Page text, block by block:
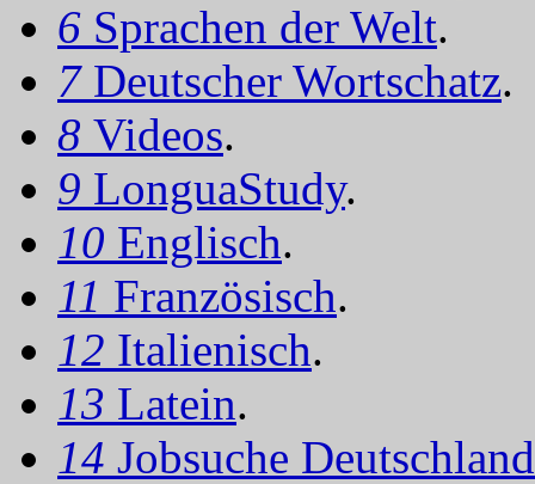
6 Sprachen der Welt.
7 Deutscher Wortschatz.
8 Videos.
9 LonguaStudy.
10 Englisch.
11 Französisch.
12 Italienisch.
13 Latein.
14 Jobsuche Deutschland